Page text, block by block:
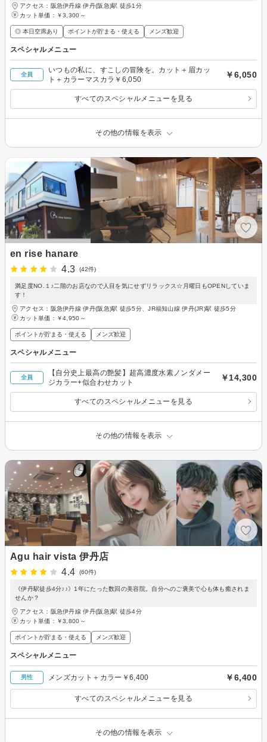
アクセス：阪急伊丹線 伊丹(阪急)駅 徒歩1分
カット単価： ￥3,300～
◎ 本日空席あり ポイントが貯まる・使える メンズ歓迎
スペシャルメニュー
全員
いつもの私に、すこしの冒険を。カット＋眉カッ
ト＋カラーマスカラ￥6,050
￥6,050
すべてのスペシャルメニューを見る
その他の情報を表示
en rise hanare
4.3
(42件)
満足度NO.１♪二階のお店なので人目を気にせずリラックス☆月曜日もOPENしていま
す！
アクセス：阪急伊丹線 伊丹(阪急)駅 徒歩5分、JR福知山線 伊丹(JR)駅 徒歩5分
カット単価： ￥4,950～
ポイントが貯まる・使える メンズ歓迎
スペシャルメニュー
全員
【自分史上最高の艶髪】超高濃度水素ノンダメー
ジカラー+似合わせカット
￥14,300
すべてのスペシャルメニューを見る
その他の情報を表示
Agu hair vista 伊丹店
4.4
(60件)
《伊丹駅徒歩4分♪♪》1年にたった数回の美容院。自分へのご褒美で心も体も癒されま
せんか？
アクセス：阪急伊丹線 伊丹(阪急)駅 徒歩4分
カット単価： ￥3,800～
ポイントが貯まる・使える メンズ歓迎
スペシャルメニュー
男性 メンズカット＋カラー￥6,400 ￥6,400
すべてのスペシャルメニューを見る
その他の情報を表示